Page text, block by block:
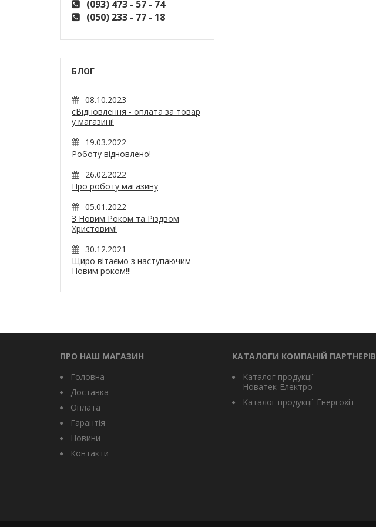
(093) 473 - 57 - 74
(050) 233 - 77 - 18
БЛОГ
08.10.2023
єВідновлення - оплата за товар
у магазині!
19.03.2022
Роботу відновлено!
26.02.2022
Про роботу магазину
05.01.2022
З Новим Роком та Різдвом
Христовим!
30.12.2021
Щиро вітаємо з наступаючим
Новим роком!!!
ПРО НАШ МАГАЗИН
Головна
Доставка
Оплата
Гарантія
Новини
Контакти
КАТАЛОГИ КОМПАНІЙ ПАРТНЕРІВ
Каталог продукції
Новатек-Електро
Каталог продукції Енергохіт